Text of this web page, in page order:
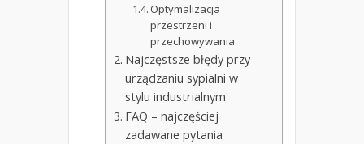
Optymalizacja
przestrzeni i
przechowywania
Najczęstsze błędy przy
urządzaniu sypialni w
stylu industrialnym
FAQ – najczęściej
zadawane pytania